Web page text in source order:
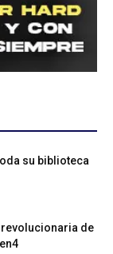
su biblioteca
de